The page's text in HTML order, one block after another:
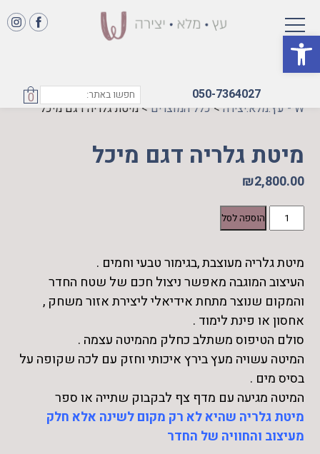
פתח סרגל נגישות
050-7364027
0
W - עץ.מלא.יצירה >כלל המוצרים>מיטת גלריה דגם מיכל
מיטת גלריה דגם מיכל
₪2,800.00
כמות
של
גלריה
דגם
מיכל
הוספה לסל
מיטת גלריה מעוצבת ,בגימור טבעי וחמים .
העיצוב המוגבה מאפשר ניצול חכם של שטח החדר
והמקום שנוצר מתחת אידיאלי ליצירת אזור משחק ,
אחסון או פינת לימוד .
סולם הטיפוס משתלב כחלק מהמיטה עצמה .
המיטה עשויה מעץ בירץ איכותי וחזק עם לכה שקופה על
בסיס מים .
המיטה מגיעה עם מדף צף לבקבוק שתייה או ספר
מיטת גלריה שהיא לא רק מקום לשינה אלא חלק
מעיצוב והחוויה של החדר